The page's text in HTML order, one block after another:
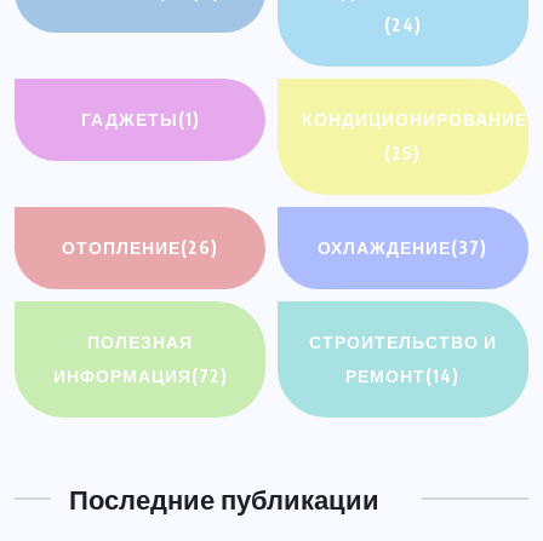
(24)
ГАДЖЕТЫ(1)
КОНДИЦИОНИРОВАНИЕ
(25)
ОТОПЛЕНИЕ(26) ОХЛАЖДЕНИЕ(37)
ПОЛЕЗНАЯ
ИНФОРМАЦИЯ(72)
СТРОИТЕЛЬСТВО И
РЕМОНТ(14)
Последние публикации